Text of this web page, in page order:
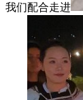
我们配合走进